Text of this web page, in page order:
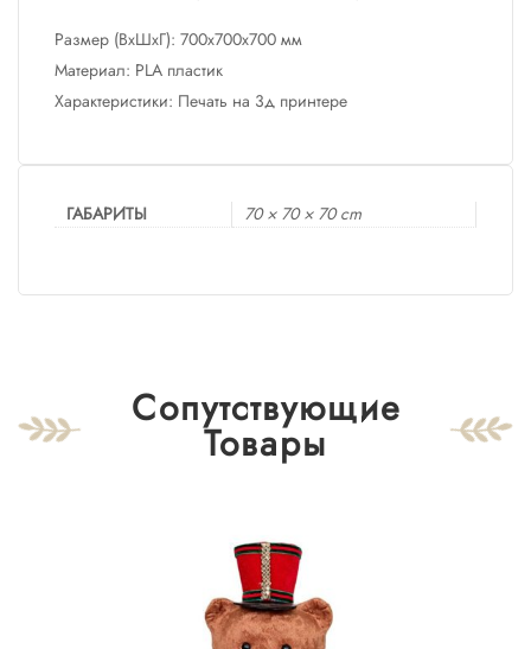
Размер (ВхШхГ): 700х700х700 мм
Материал: PLA пластик
Характеристики: Печать на 3д принтере
ГАБАРИТЫ 70 × 70 × 70 cm
Сопутствующие
Товары